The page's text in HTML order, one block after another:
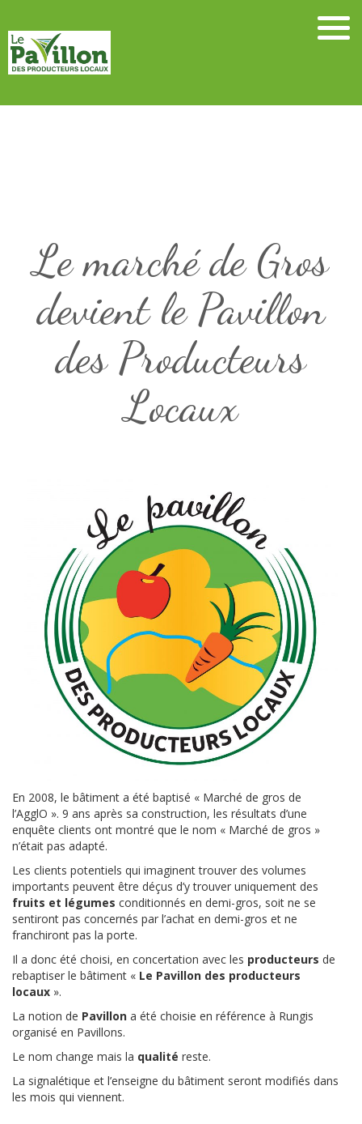
content
Le marché de Gros
devient le Pavillon
des Producteurs
Locaux
En 2008, le bâtiment a été baptisé « Marché de gros de
l’AgglO ». 9 ans après sa construction, les résultats d’une
enquête clients ont montré que le nom « Marché de gros »
n’était pas adapté.
Les clients potentiels qui imaginent trouver des volumes
importants peuvent être déçus d’y trouver uniquement des
fruits et légumes conditionnés en demi-gros, soit ne se
sentiront pas concernés par l’achat en demi-gros et ne
franchiront pas la porte.
Il a donc été choisi, en concertation avec les producteurs de
rebaptiser le bâtiment « Le Pavillon des producteurs
locaux ».
La notion de Pavillon a été choisie en référence à Rungis
organisé en Pavillons.
Le nom change mais la qualité reste.
La signalétique et l’enseigne du bâtiment seront modifiés dans
les mois qui viennent.